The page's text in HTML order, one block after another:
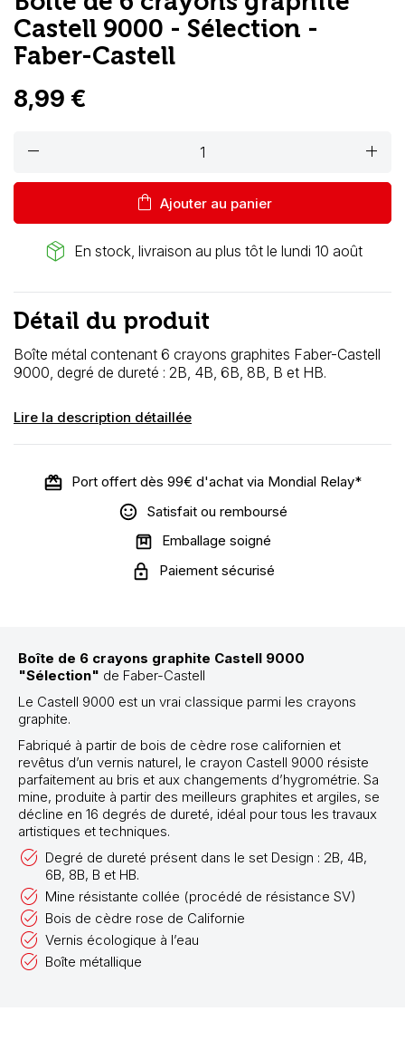
Castell 9000 - Sélection -
Faber-Castell
8,99 €
remove add
shopping_bag Ajouter au panier
package_2 En stock, livraison au plus tôt le lundi 10 août
Détail du produit
Boîte métal contenant 6 crayons graphites Faber-Castell
9000, degré de dureté : 2B, 4B, 6B, 8B, B et HB.
Lire la description détaillée
Port offert dès 99€ d'achat via Mondial Relay*
Satisfait ou remboursé
Emballage soigné
Paiement sécurisé
Boîte de 6 crayons graphite Castell 9000
"Sélection" de Faber-Castell
Le Castell 9000 est un vrai classique parmi les crayons
graphite.
Fabriqué à partir de bois de cèdre rose californien et
revêtus d’un vernis naturel, le crayon Castell 9000 résiste
parfaitement au bris et aux changements d’hygrométrie. Sa
mine, produite à partir des meilleurs graphites et argiles, se
décline en 16 degrés de dureté, idéal pour tous les travaux
artistiques et techniques.
Degré de dureté présent dans le set Design : 2B, 4B,
6B, 8B, B et HB.
Mine résistante collée (procédé de résistance SV)
Bois de cèdre rose de Californie
Vernis écologique à l’eau
Boîte métallique